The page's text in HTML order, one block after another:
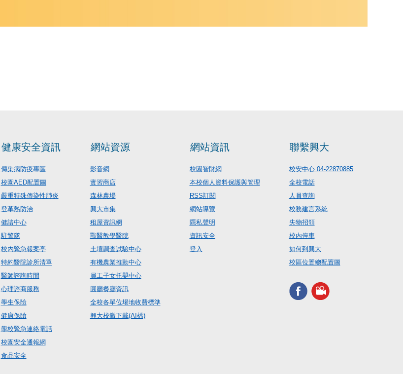
健康安全資訊
傳染病防疫專區
校園AED配置圖
嚴重特殊傳染性肺炎
登革熱防治
健諮中心
駐警隊
校內緊急報案亭
特約醫院診所清單
醫師諮詢時間
心理諮商服務
學生保險
健康保險
學校緊急連絡電話
校園安全通報網
食品安全
網站資源
影音網
實習商店
森林農場
興大市集
租屋資訊網
獸醫教學醫院
土壤調查試驗中心
有機農業推動中心
員工子女托嬰中心
圓廳餐廳資訊
全校各單位場地收費標準
興大校徽下載(AI檔)
網站資訊
校園智財網
本校個人資料保護與管理
RSS訂閱
網站導覽
隱私聲明
資訊安全
登入
聯繫興大
校安中心 04-22870885
全校電話
人員查詢
校務建言系統
失物招領
校內停車
如何到興大
校區位置總配置圖